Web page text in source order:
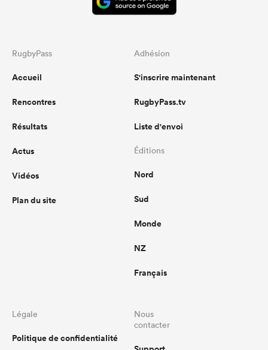
RugbyPass
Accueil
Rencontres
Résultats
Actus
Vidéos
Plan du site
Adhésion
S'inscrire maintenant
RugbyPass.tv
Liste d'envoi
Éditions
Nord
Sud
Monde
NZ
Français
Légale
Politique de confidentialité
Nous
contacter